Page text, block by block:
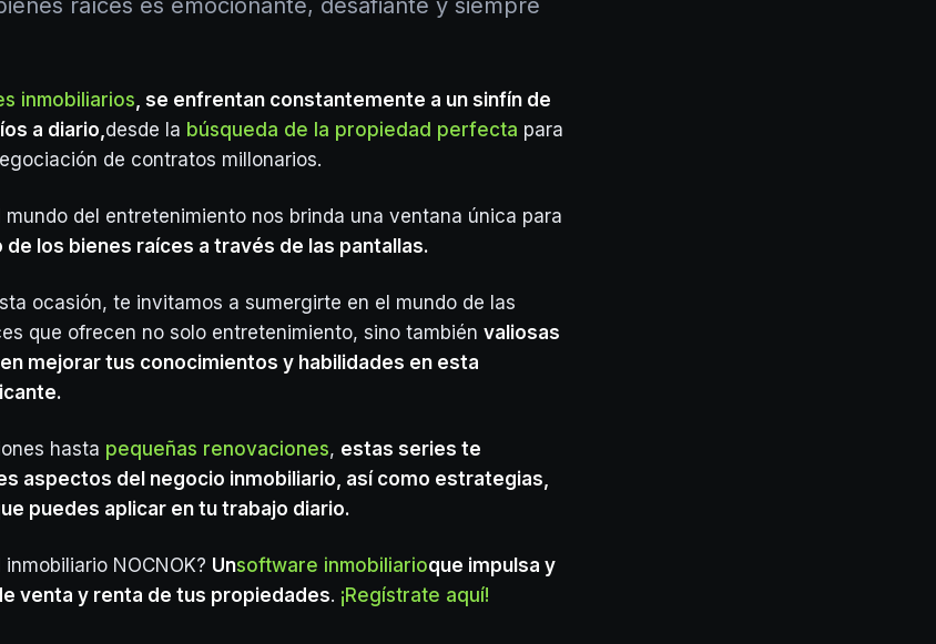
raíces es emocionante, desafiante y siempre
inmobiliarios, se enfrentan constantemente a un sinfín de
a diario,desde la búsqueda de la propiedad perfecta para
de contratos millonarios.
del entretenimiento nos brinda una ventana única para
los bienes raíces a través de las pantallas.
ocasión, te invitamos a sumergirte en el mundo de las
que ofrecen no solo entretenimiento, sino también valiosas
mejorar tus conocimientos y habilidades en esta
hasta pequeñas renovaciones, estas series te
aspectos del negocio inmobiliario, así como estrategias,
puedes aplicar en tu trabajo diario.
NOCNOK? Unsoftware inmobiliarioque impulsa y
venta y renta de tus propiedades. ¡Regístrate aquí!